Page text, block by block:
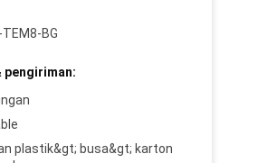
TEM8-BG
pengiriman:
plastik&gt; busa&gt; karton